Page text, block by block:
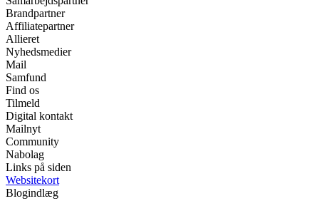
Brandpartner
Affiliatepartner
Allieret
Nyhedsmedier
Mail
Samfund
Find os
Tilmeld
Digital kontakt
Mailnyt
Community
Nabolag
Links på siden
Websitekort
Blogindlæg